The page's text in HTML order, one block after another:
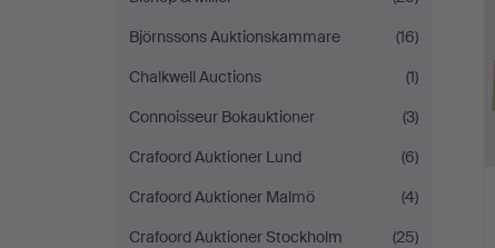
Björnssons Auktionskammare
(16)
Chalkwell Auctions
(1)
Connoisseur Bokauktioner
(3)
Crafoord Auktioner Lund
(6)
Crafoord Auktioner Malmö
(4)
Crafoord Auktioner Stockholm
(25)